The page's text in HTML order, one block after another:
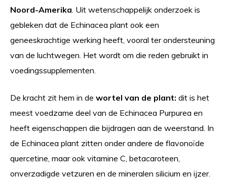
Noord-Amerika . Uit wetenschappelijk onderzoek is
gebleken dat de Echinacea plant ook een
geneeskrachtige werking heeft, vooral ter ondersteuning
van de luchtwegen. Het wordt om die reden gebruikt in
voedingssupplementen.
De kracht zit hem in de wortel van de plant: dit is het
meest voedzame deel van de Echinacea Purpurea en
heeft eigenschappen die bijdragen aan de weerstand. In
de Echinacea plant zitten onder andere de flavonoïde
quercetine, maar ook vitamine C, betacaroteen,
onverzadigde vetzuren en de mineralen silicium en ijzer.